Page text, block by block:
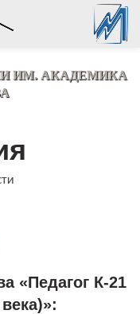
ИМ. АКАДЕМИКА
«Педагог К-21